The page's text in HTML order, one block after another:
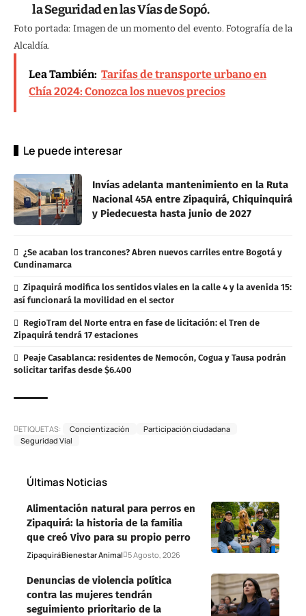
la Seguridad en las Vías de Sopó.
Foto portada: Imagen de un momento del evento. Fotografía de la
Alcaldía.
Lea También: Tarifas de transporte urbano en
Chía 2024: Conozca los nuevos precios
Le puede interesar
Invías adelanta mantenimiento en la Ruta
Nacional 45A entre Zipaquirá, Chiquinquirá
y Piedecuesta hasta junio de 2027
¿Se acaban los trancones? Abren nuevos carriles entre Bogotá y
Cundinamarca
Zipaquirá modifica los sentidos viales en la calle 4 y la avenida 15:
así funcionará la movilidad en el sector
RegioTram del Norte entra en fase de licitación: el Tren de
Zipaquirá tendrá 17 estaciones
Peaje Casablanca: residentes de Nemocón, Cogua y Tausa podrán
solicitar tarifas desde $6.400
ETIQUETAS: Concientización
Participación ciudadana
Seguridad Vial
Últimas Noticias
Alimentación natural para perros en
Zipaquirá: la historia de la familia
que creó Vivo para su propio perro
ZipaquiráBienestar Animal 5 Agosto, 2026
Denuncias de violencia política
contra las mujeres tendrán
seguimiento prioritario de la